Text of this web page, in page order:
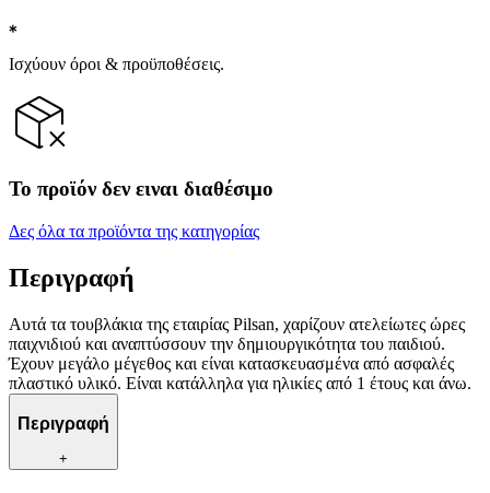
Ισχύουν όροι & προϋποθέσεις.
Το προϊόν δεν ειναι διαθέσιμο
Δες όλα τα προϊόντα της κατηγορίας
Περιγραφή
Αυτά τα τουβλάκια της εταιρίας Pilsan, χαρίζουν ατελείωτες ώρες
παιχνιδιού και αναπτύσσουν την δημιουργικότητα του παιδιού.
Έχουν μεγάλο μέγεθος και είναι κατασκευασμένα από ασφαλές
πλαστικό υλικό. Είναι κατάλληλα για ηλικίες από 1 έτους και άνω.
Περιγραφή
+